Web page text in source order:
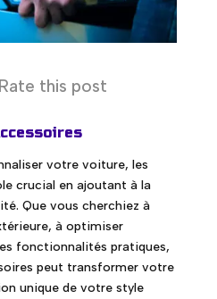
Rate this post
votre voiture, les
crucial en ajoutant à la
Que vous cherchiez à
à optimiser
fonctionnalités pratiques,
peut transformer votre
unique de votre style